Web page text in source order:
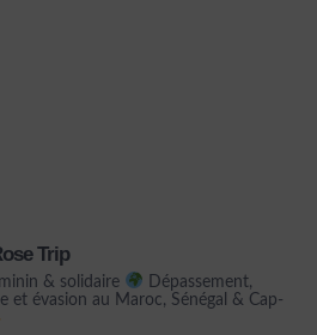
Trip
& solidaire
Dépassement,
et évasion au Maroc, Sénégal & Cap-